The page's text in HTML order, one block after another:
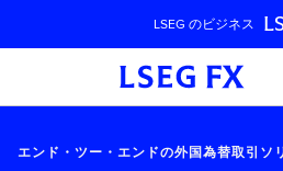
ナビゲーションをスキップ
LSEG のビジネス
エンド・ツー・エンドの外国為替取引ソ